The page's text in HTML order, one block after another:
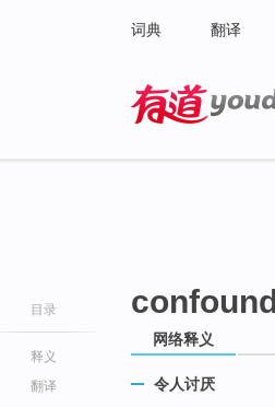
词典 翻译
目录
释义
翻译
网络释义
令人讨厌